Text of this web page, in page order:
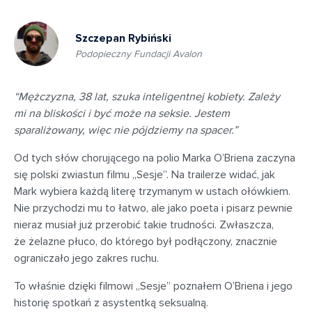
Szczepan Rybiński
Podopieczny Fundacji Avalon
“Mężczyzna, 38 lat, szuka inteligentnej kobiety. Zależy
mi na bliskości i być może na seksie. Jestem
sparaliżowany, więc nie pójdziemy na spacer.”
Od tych słów chorującego na polio Marka O’Briena zaczyna
się polski zwiastun filmu „Sesje”. Na trailerze widać, jak
Mark wybiera każdą literę trzymanym w ustach ołówkiem.
Nie przychodzi mu to łatwo, ale jako poeta i pisarz pewnie
nieraz musiał już przerobić takie trudności. Zwłaszcza,
że żelazne płuco, do którego był podłączony, znacznie
ograniczało jego zakres ruchu.
To właśnie dzięki filmowi „Sesje” poznałem O’Briena i jego
historię spotkań z asystentką seksualną.